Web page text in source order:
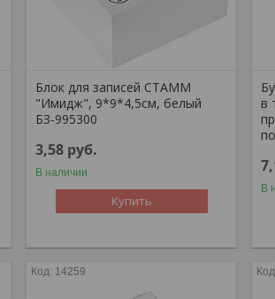
Блок для записей СТАММ
"Имидж", 9*9*4,5см, белый
БЗ-995300
3,58 руб.
В наличии
Купить
в
В
14259